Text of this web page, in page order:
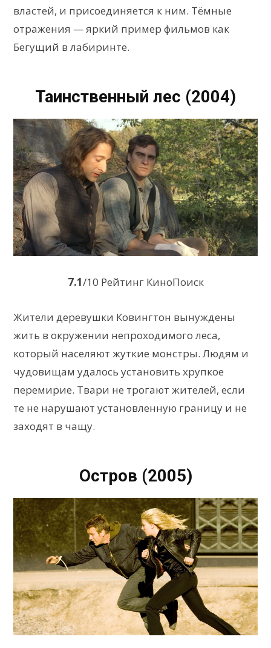
властей, и присоединяется к ним. Тёмные
отражения — яркий пример фильмов как
Бегущий в лабиринте.
Таинственный лес (2004)
7.1/10 Рейтинг КиноПоиск
Жители деревушки Ковингтон вынуждены
жить в окружении непроходимого леса,
который населяют жуткие монстры. Людям и
чудовищам удалось установить хрупкое
перемирие. Твари не трогают жителей, если
те не нарушают установленную границу и не
заходят в чащу.
Остров (2005)